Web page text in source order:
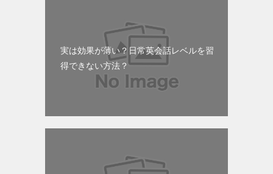
実は効果が薄い？日常英会話レベルを習
得できない方法？